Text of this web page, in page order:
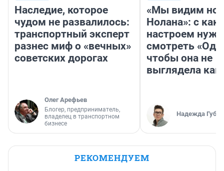
Наследие, которое
чудом не развалилось:
транспортный эксперт
разнес миф о «вечных»
советских дорогах
Олег Арефьев
Блогер, предприниматель,
владелец в транспортном
бизнесе
«Мы видим
Нолана»: с
настроем
смотреть
чтобы она не
выглядела как
Надежда
РЕКОМЕНДУЕМ